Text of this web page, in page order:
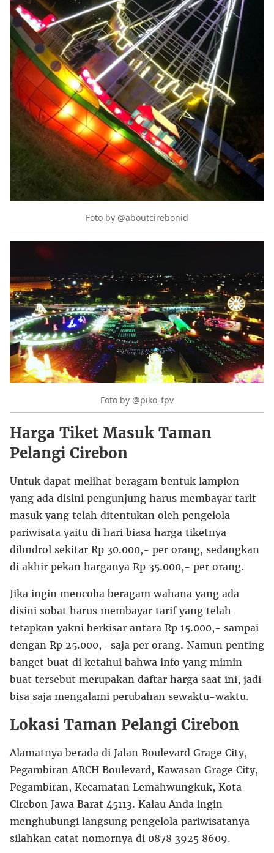
Foto by @aboutcirebonid
Foto by @piko_fpv
Harga Tiket Masuk Taman
Pelangi Cirebon
Untuk dapat melihat beragam bentuk lampion
yang ada disini pengunjung harus membayar tarif
masuk yang telah ditentukan oleh pengelola
pariwisata yaitu di hari biasa harga tiketnya
dibndrol sekitar Rp 30.000,- per orang, sedangkan
di akhir pekan harganya Rp 35.000,- per orang.
Jika ingin mencoba beragam wahana yang ada
disini sobat harus membayar tarif yang telah
tetapkan yakni berkisar antara Rp 15.000,- sampai
dengan Rp 25.000,- saja per orang. Namun penting
banget buat di ketahui bahwa info yang mimin
buat tersebut merupakan daftar harga saat ini, jadi
bisa saja mengalami perubahan sewaktu-waktu.
Lokasi Taman Pelangi Cirebon
Alamatnya berada di Jalan Boulevard Grage City,
Pegambiran ARCH Boulevard, Kawasan Grage City,
Pegambiran, Kecamatan Lemahwungkuk, Kota
Cirebon Jawa Barat 45113. Kalau Anda ingin
menghubungi langsung pengelola pariwisatanya
silahkan catat nomornya di 0878 3925 8609.